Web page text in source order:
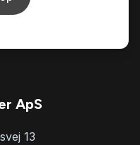
ApS
13